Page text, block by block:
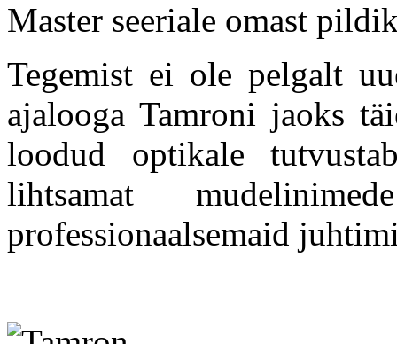
Master seeriale omast
Tegemist ei ole pelgalt
ajalooga Tamroni jaoks
loodud optikale
lihtsamat
professionaalsemaid